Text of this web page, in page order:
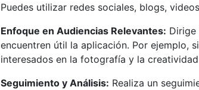
Puedes utilizar redes sociales, blogs,
Enfoque en Audiencias Relevantes: Dirige
encuentren útil la aplicación. Por ejemplo,
interesados en la fotografía y la
Seguimiento y Análisis: Realiza un